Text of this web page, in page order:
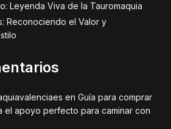
Leyenda Viva de la Tauromaquia
Reconociendo el Valor y
en Guía para comprar
el apoyo perfecto para caminar con